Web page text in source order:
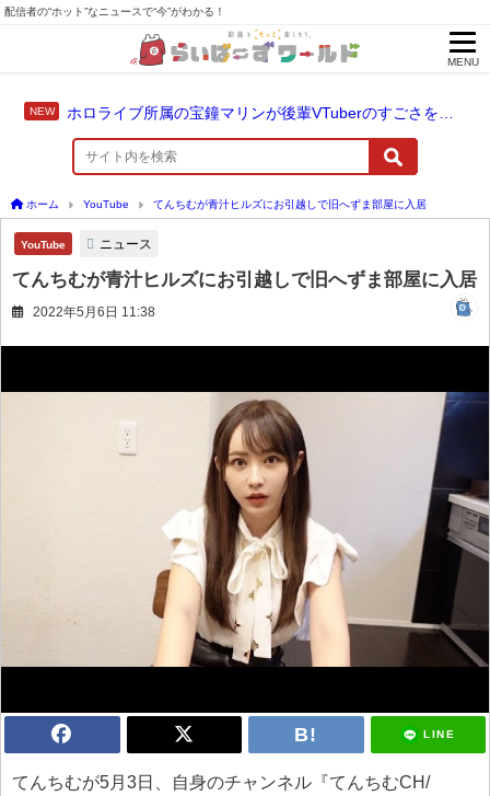
配信者の“ホット”なニュースで“今”がわかる！
MENU
ホーム YouTube てんちむが青汁ヒルズにお引越しで旧へずま部屋に入居
YouTube ニュース
てんちむが青汁ヒルズにお引越しで旧へずま部屋に入居
2022年5月6日 11:38
LINE
てんちむが5月3日、自身のチャンネル『てんちむCH/